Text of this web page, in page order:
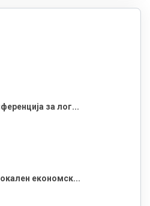
за лог...
економск...